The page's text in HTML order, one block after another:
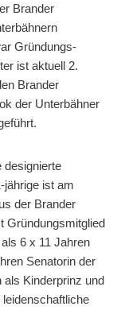
Brander
Gründungs-
ist aktuell 2.
Brander
der Unterbähner
designierte
jährige ist am
der Brander
Gründungsmitglied
6 x 11 Jahren
Senatorin der
Kinderprinz und